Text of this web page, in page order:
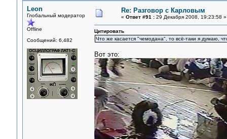
Leon
Глобальный модератор
Offline
Сообщений: 6,482
Re: Разговор с Карловым
« Ответ #91 :29 Декабря 2008, 19:23:58 »
Цитировать
Что же касается "чемодана", то всё-таки я думаю,
Вот это: